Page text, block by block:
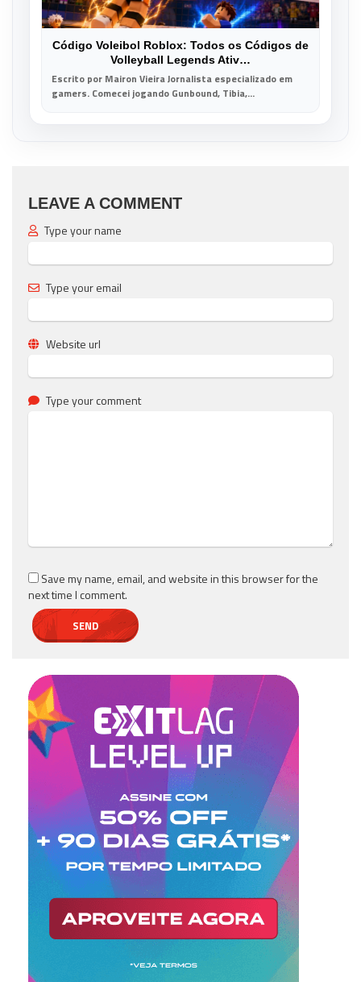
Código Voleibol Roblox: Todos os Códigos de
Volleyball Legends Ativ…
Escrito por Mairon Vieira Jornalista especializado em
gamers. Comecei jogando Gunbound, Tibia,...
LEAVE A COMMENT
Type your name
Type your email
Website url
Type your comment
Save my name, email, and website in this browser for the
next time I comment.